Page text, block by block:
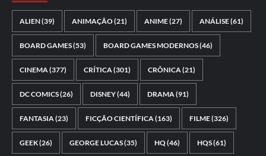
ALIEN(39) ANIMAÇÃO(21) ANIME(27) ANÁLISE(61)
BOARD GAMES(53) BOARD GAMES MODERNOS(46)
CINEMA(377) CRÍTICA(301) CRÔNICA(21)
DC COMICS(26) DISNEY(44) DRAMA(91)
FANTASIA(23) FICÇÃO CIENTÍFICA(163) FILME(326)
GEEK(26) GEORGE LUCAS(35) HQ(46) HQS(61)